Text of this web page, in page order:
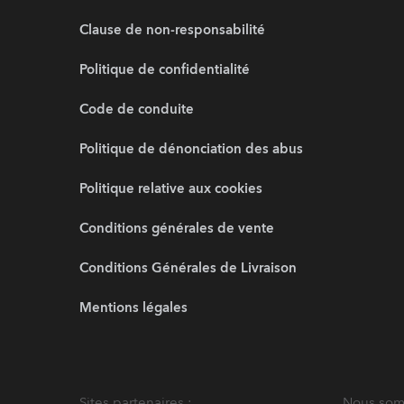
Clause de non-responsabilité
Politique de confidentialité
Code de conduite
Politique de dénonciation des abus
Politique relative aux cookies
Conditions générales de vente
Conditions Générales de Livraison
Mentions légales